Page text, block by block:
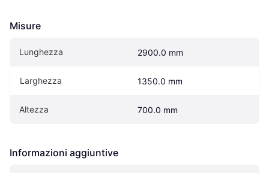
Misure
Lunghezza 2900.0 mm
Larghezza 1350.0 mm
Altezza 700.0 mm
Informazioni aggiuntive